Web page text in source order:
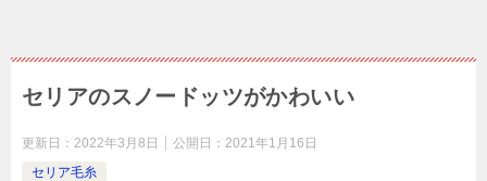
セリアのスノードッツがかわいい
更新日： 2022年3月8日 公開日： 2021年1月16日
セリア毛糸